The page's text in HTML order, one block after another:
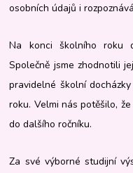
osobních údajů i
Na konci školního roku
Společně jsme zhodnotili
pravidelné školní
roku. Velmi nás potěšilo,
do dalšího ročníku.
Za své výborné studijní